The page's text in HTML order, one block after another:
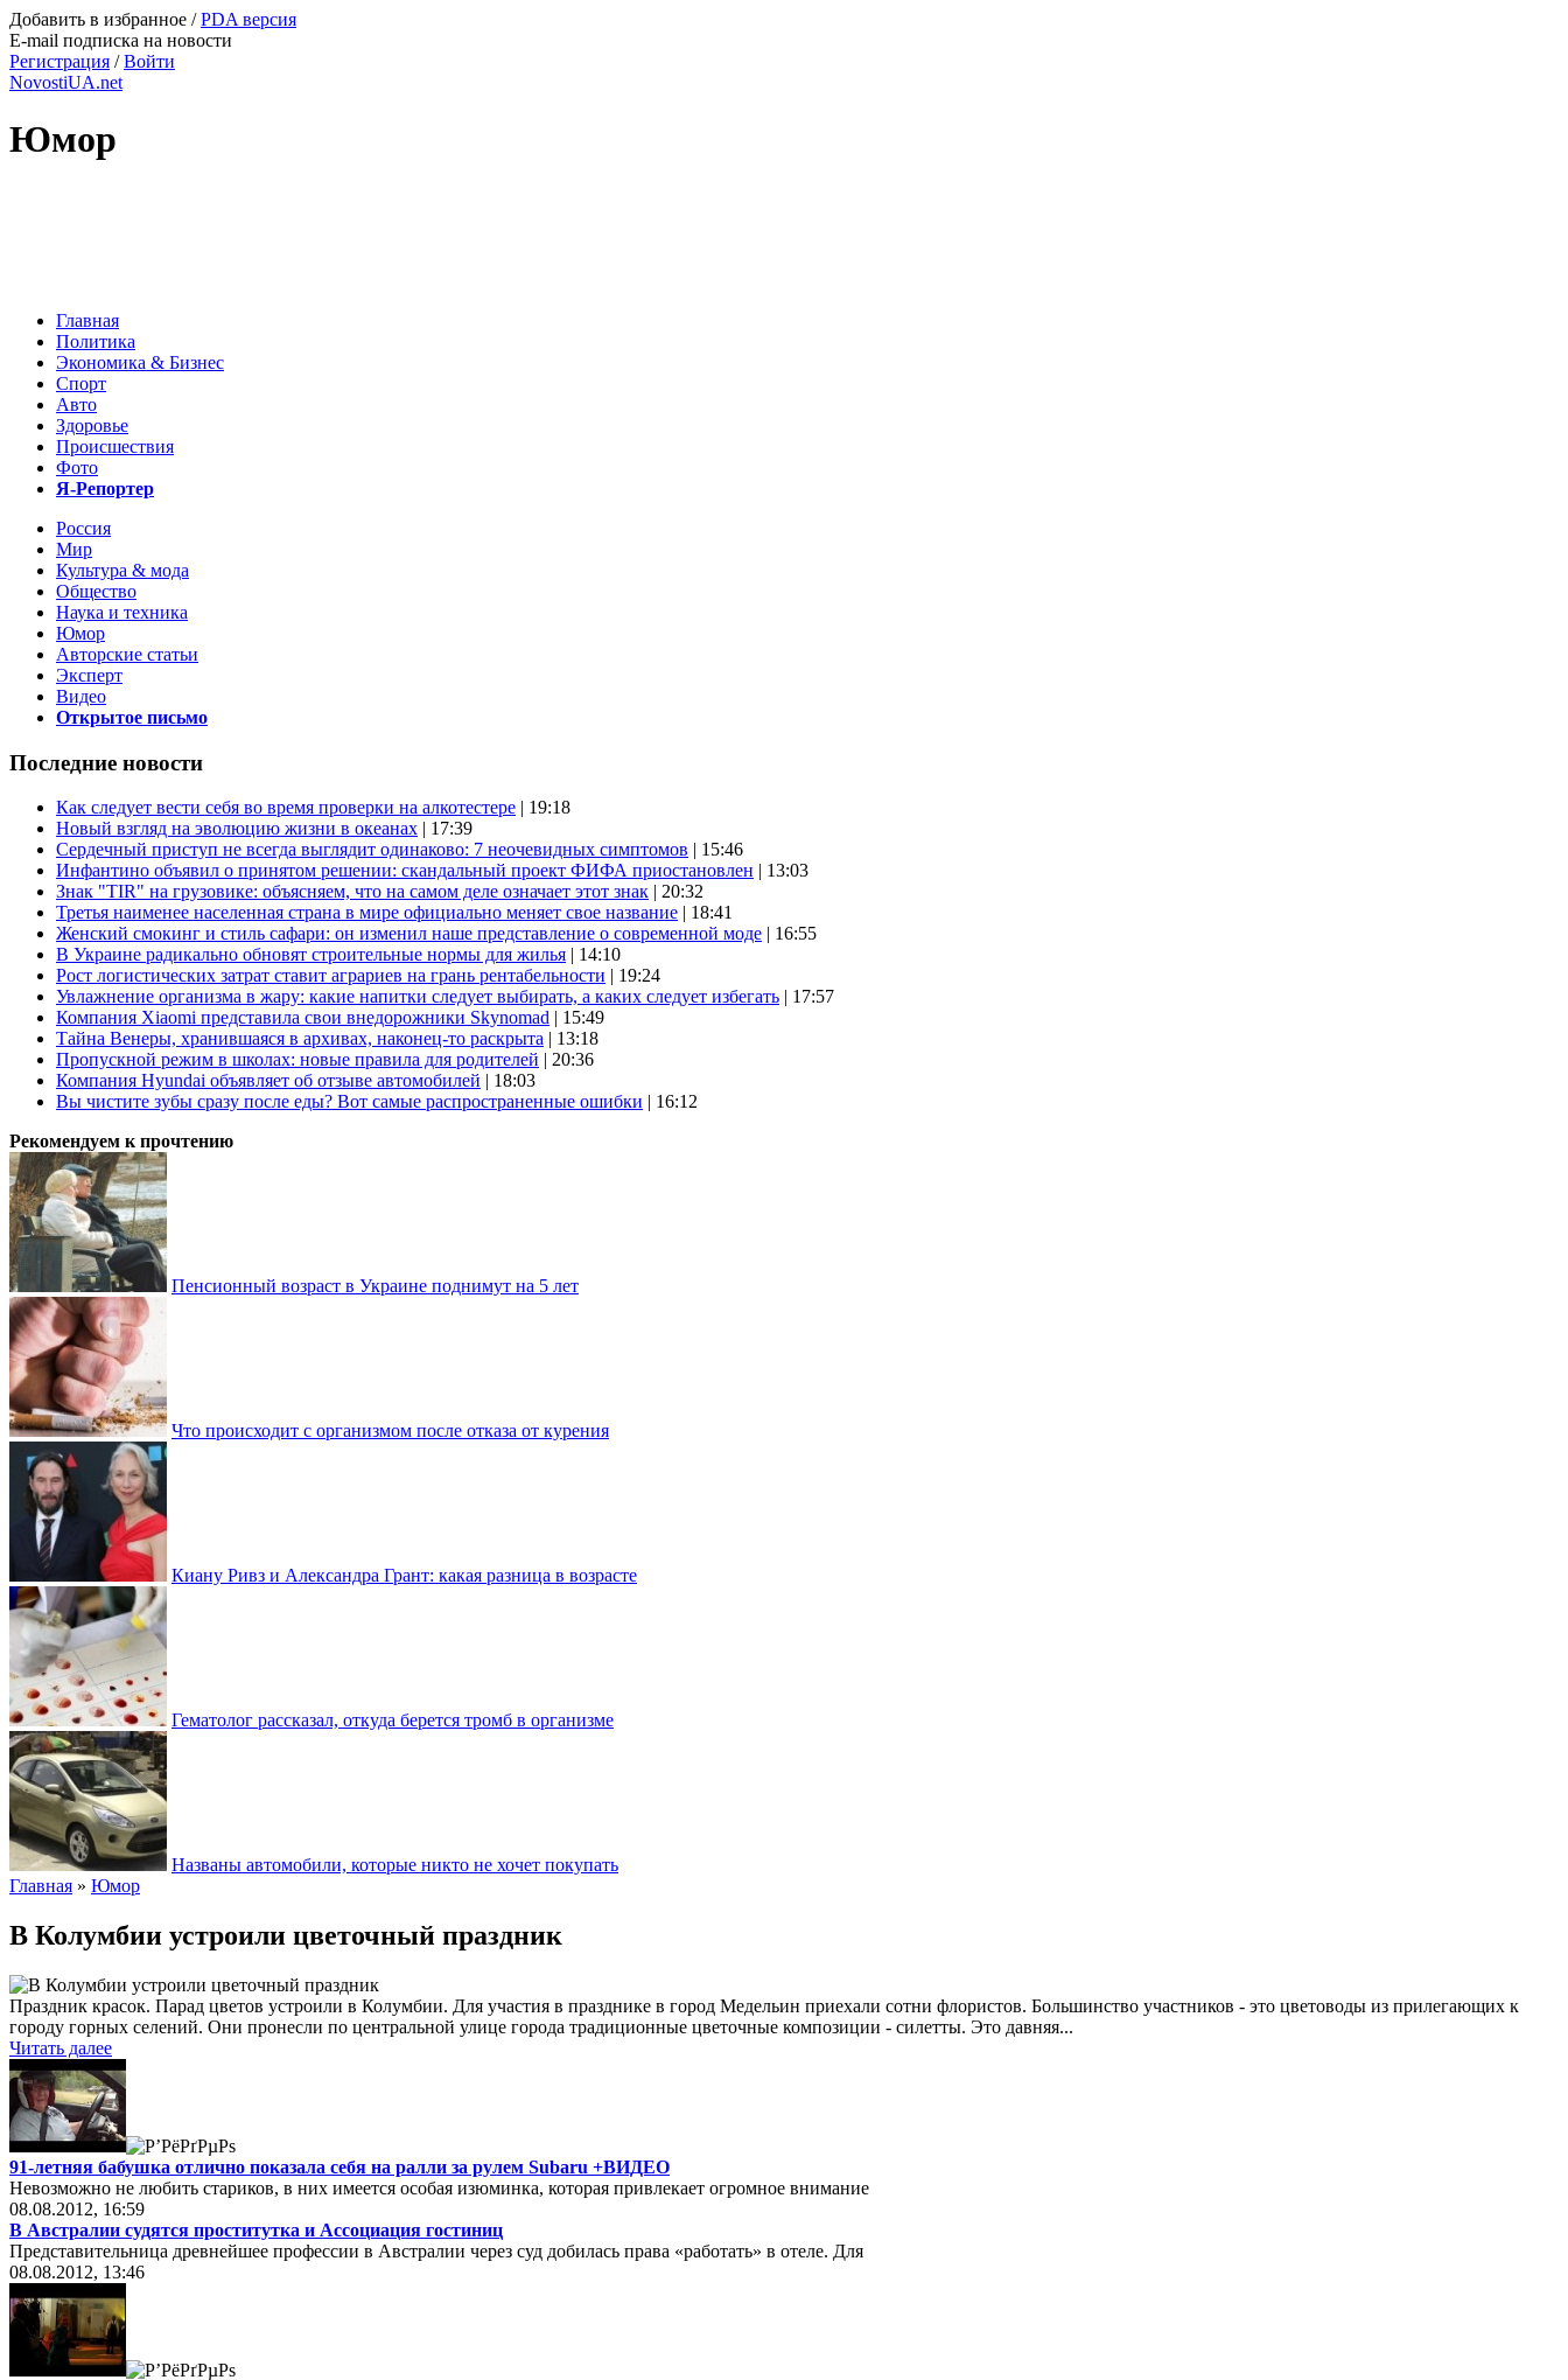
Добавить в избранное /PDA версия
E-mail подписка на новости
Регистрация /Войти
NovostiUA.net
Юмор
Главная
Политика
Экономика & Бизнес
Спорт
Авто
Здоровье
Происшествия
Фото
Я-Репортер
Россия
Мир
Культура & мода
Общество
Наука и техника
Юмор
Авторские статьи
Эксперт
Видео
Открытое письмо
Последние новости
Как следует вести себя во время проверки на алкотестере | 19:18
Новый взгляд на эволюцию жизни в океанах | 17:39
Сердечный приступ не всегда выглядит одинаково: 7 неочевидных симптомов | 15:46
Инфантино объявил о принятом решении: скандальный проект ФИФА приостановлен | 13:03
Знак "TIR" на грузовике: объясняем, что на самом деле означает этот знак | 20:32
Третья наименее населенная страна в мире официально меняет свое название | 18:41
Женский смокинг и стиль сафари: он изменил наше представление о современной моде | 16:55
В Украине радикально обновят строительные нормы для жилья | 14:10
Рост логистических затрат ставит аграриев на грань рентабельности | 19:24
Увлажнение организма в жару: какие напитки следует выбирать, а каких следует избегать | 17:57
Компания Xiaomi представила свои внедорожники Skynomad | 15:49
Тайна Венеры, хранившаяся в архивах, наконец-то раскрыта | 13:18
Пропускной режим в школах: новые правила для родителей | 20:36
Компания Hyundai объявляет об отзыве автомобилей | 18:03
Вы чистите зубы сразу после еды? Вот самые распространенные ошибки | 16:12
Рекомендуем к прочтению
Пенсионный возраст в Украине поднимут на 5 лет
Что происходит с организмом после отказа от курения
Киану Ривз и Александра Грант: какая разница в возрасте
Гематолог рассказал, откуда берется тромб в организме
Названы автомобили, которые никто не хочет покупать
Главная » Юмор
В Колумбии устроили цветочный праздник
Праздник красок. Парад цветов устроили в Колумбии. Для участия в празднике в город Медельин приехали сотни флористов. Большинство участников - это цветоводы из прилегающих к
городу горных селений. Они пронесли по центральной улице города традиционные цветочные композиции - силетты. Это давняя...
Читать далее
91-летняя бабушка отлично показала себя на ралли за рулем Subaru +ВИДЕО
Невозможно не любить стариков, в них имеется особая изюминка, которая привлекает огромное внимание
08.08.2012, 16:59
В Австралии судятся проститутка и Ассоциация гостиниц
Представительница древнейшее профессии в Австралии через суд добилась права «работать» в отеле. Для
08.08.2012, 13:46